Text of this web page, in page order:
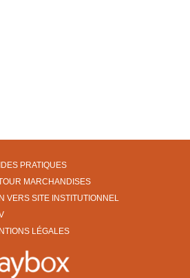
PRATIQUES
MARCHANDISES
VERS SITE INSTITUTIONNEL
LÉGALES